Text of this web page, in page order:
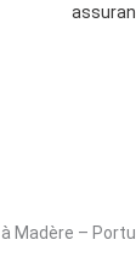
Madère –